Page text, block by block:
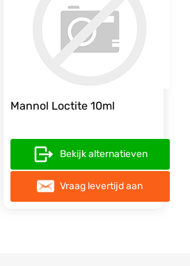
Mannol Loctite 10ml
Bekijk alternatieven
Vraag levertijd aan